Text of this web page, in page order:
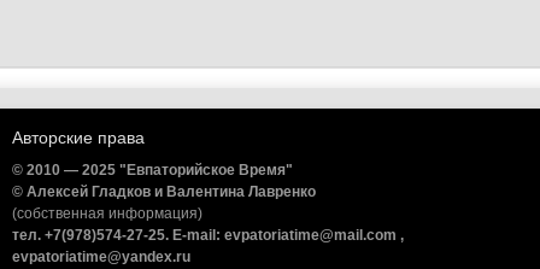
Авторские права
© 2010 — 2025 "Евпаторийское Время"
© Алексей Гладков и Валентина Лавренко
(собственная информация)
тел. +7(978)574-27-25. E-mail: evpatoriatime@mail.com ,
evpatoriatime@yandex.ru